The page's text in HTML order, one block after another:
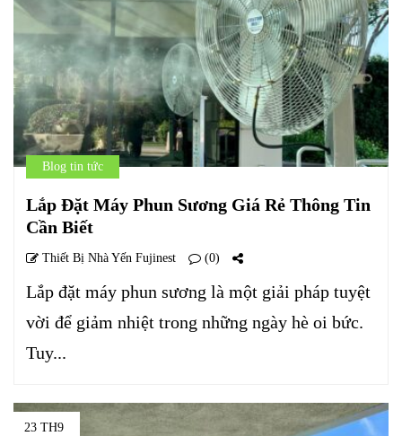
Blog tin tức
Lắp Đặt Máy Phun Sương Giá Rẻ Thông Tin
Cần Biết
Thiết Bị Nhà Yến Fujinest (0)
Lắp đặt máy phun sương là một giải pháp tuyệt
vời để giảm nhiệt trong những ngày hè oi bức.
Tuy...
23 TH9